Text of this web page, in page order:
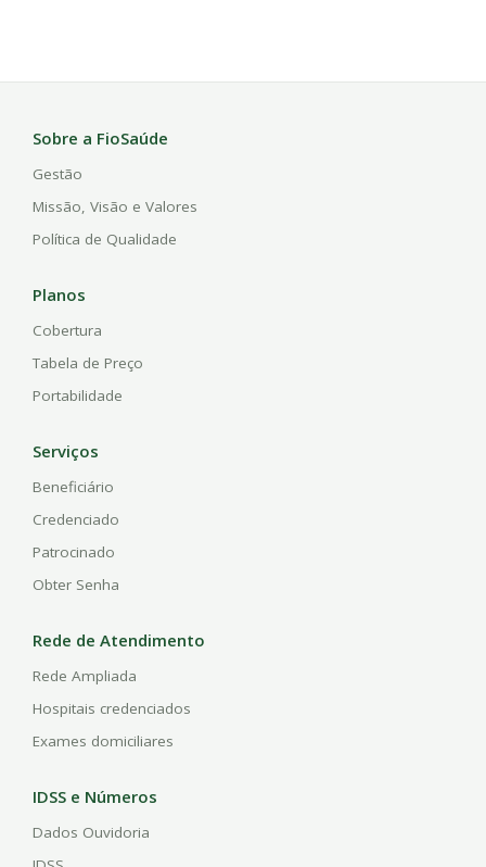
Sobre a FioSaúde
Gestão
Missão, Visão e Valores
Política de Qualidade
Planos
Cobertura
Tabela de Preço
Portabilidade
Serviços
Beneficiário
Credenciado
Patrocinado
Obter Senha
Rede de Atendimento
Rede Ampliada
Hospitais credenciados
Exames domiciliares
IDSS e Números
Dados Ouvidoria